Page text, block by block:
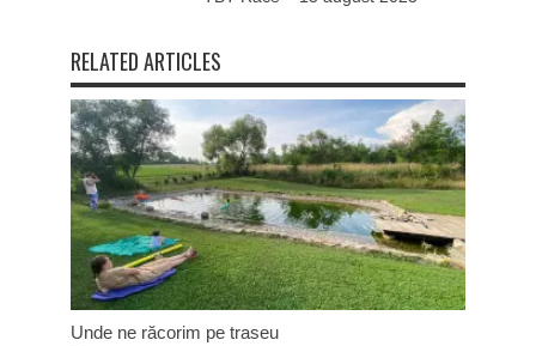
RELATED ARTICLES
Unde ne răcorim pe traseu